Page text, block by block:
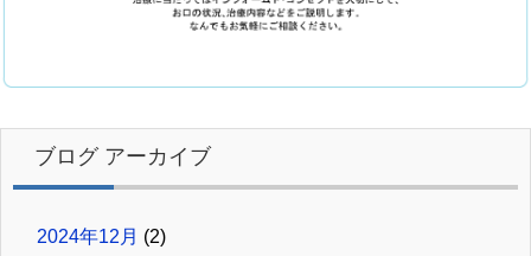
ブログ アーカイブ
2024年12月 (2)